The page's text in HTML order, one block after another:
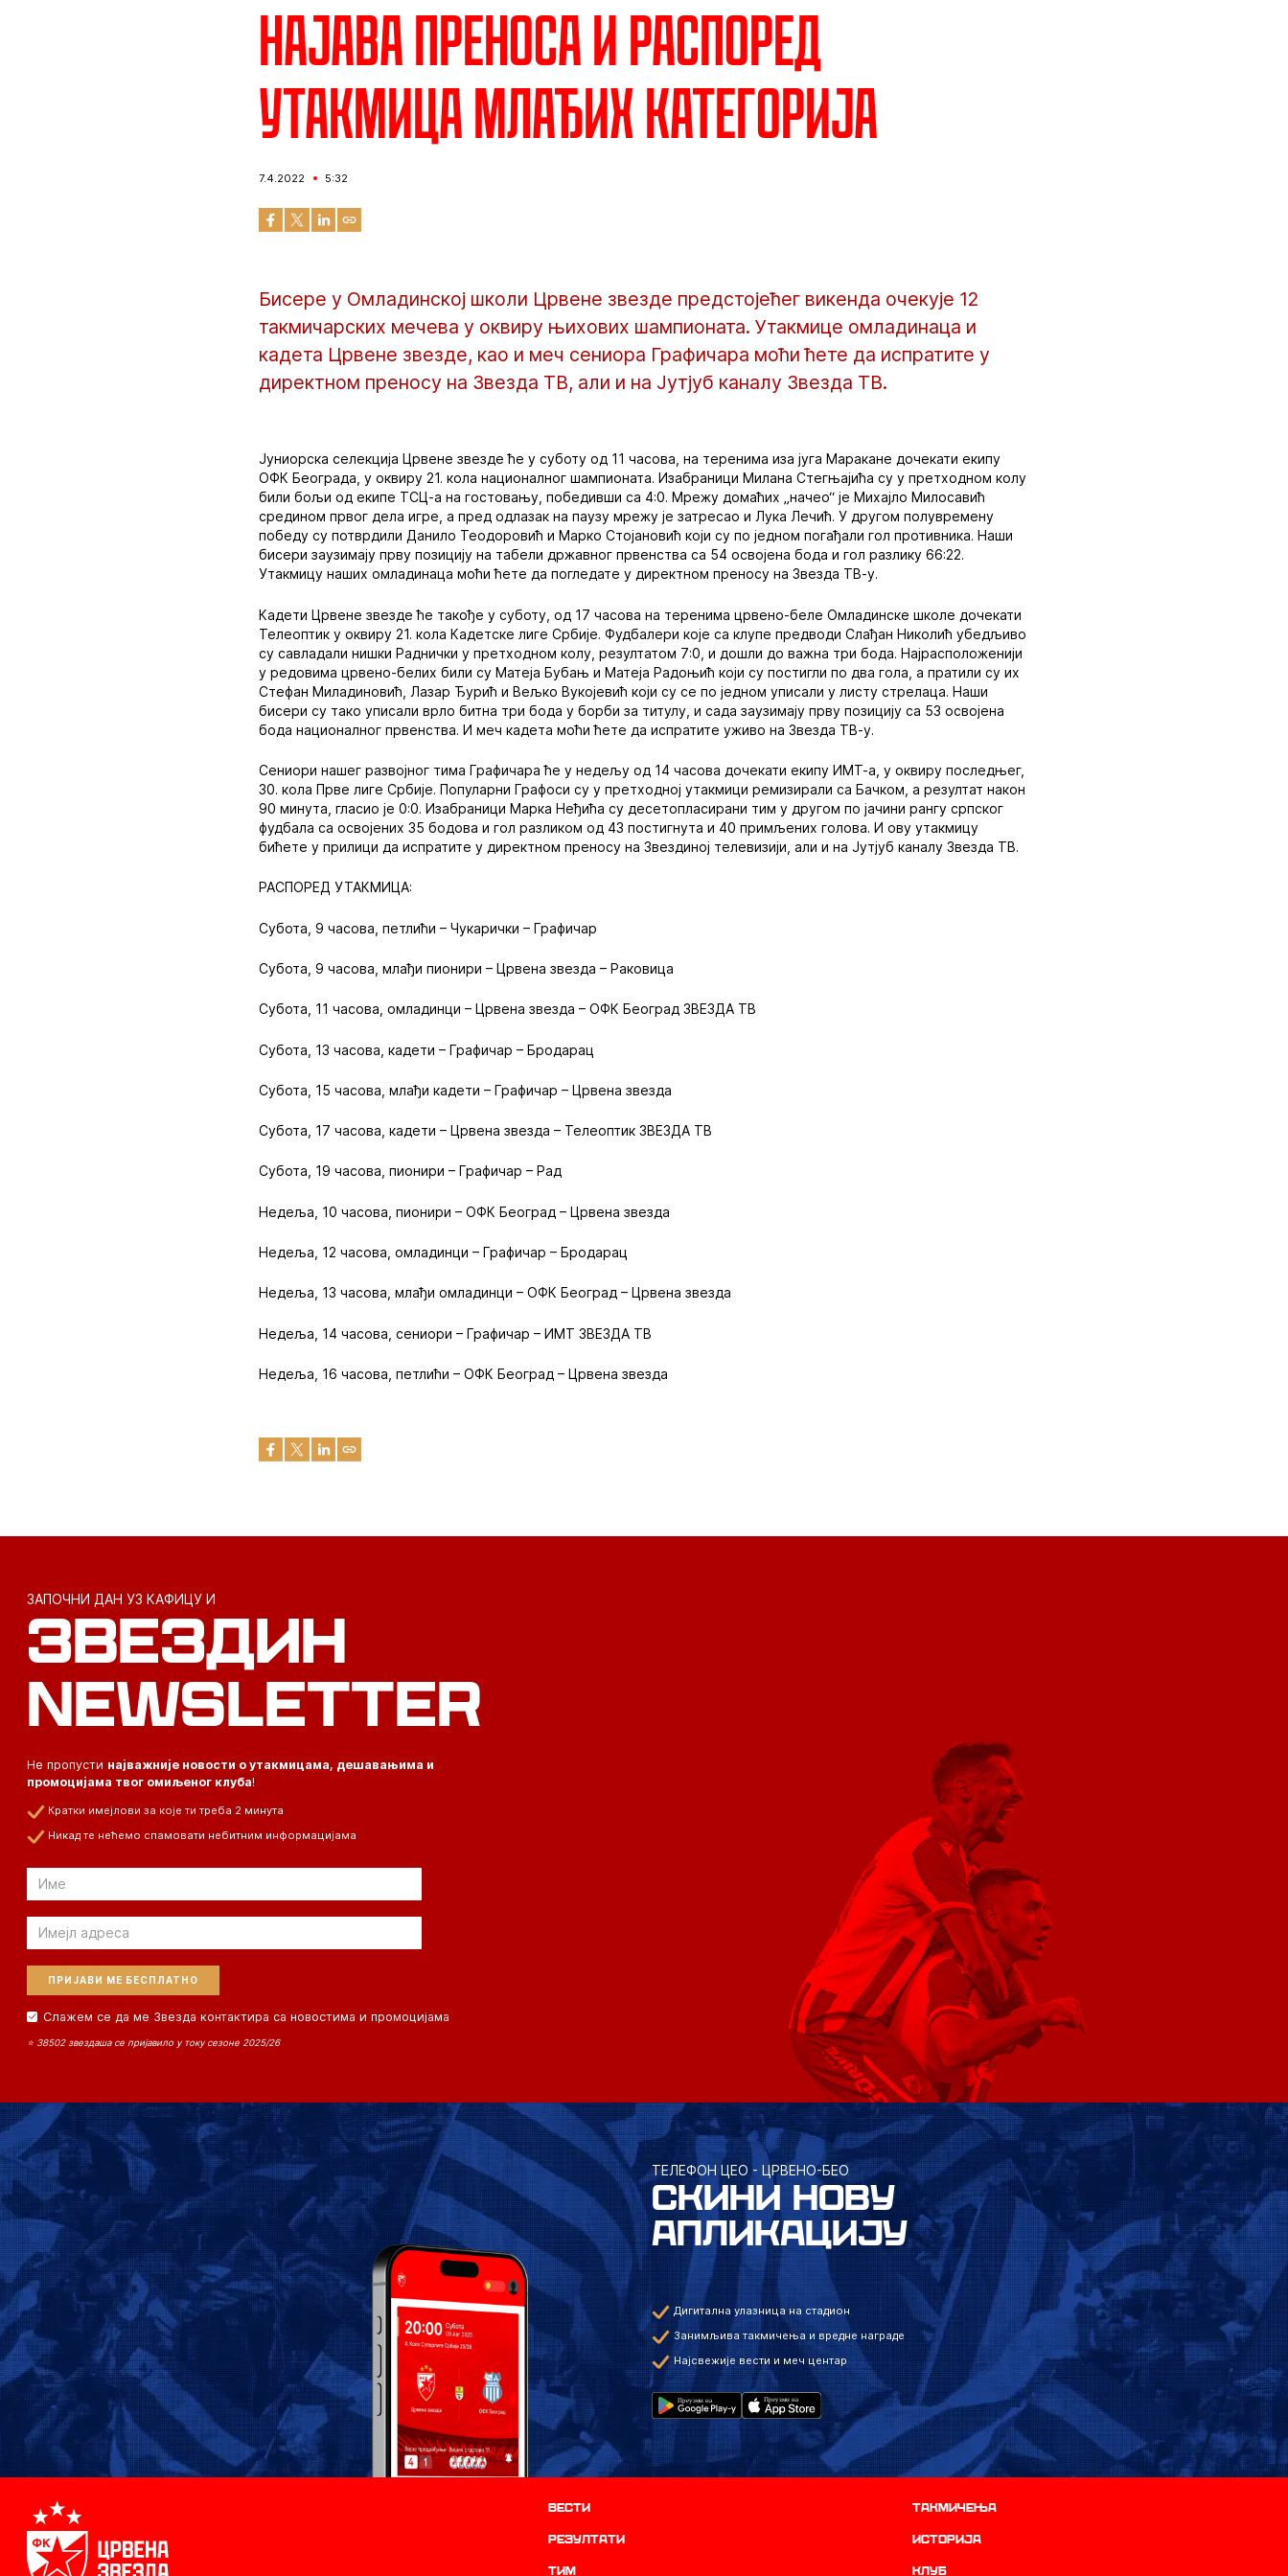
Најава преноса и распоред
утакмица млађих категорија
7.4.2022 5:32
Бисере у Омладинској школи Црвене звезде предстојећег викенда очекује 12
такмичарских мечева у оквиру њихових шампионата. Утакмице омладинаца и
кадета Црвене звезде, као и меч сениора Графичара моћи ћете да испратите у
директном преносу на Звезда ТВ, али и на Јутјуб каналу Звезда ТВ.
Јуниорска селекција Црвене звезде ће у суботу од 11 часова, на теренима иза југа Маракане дочекати екипу
ОФК Београда, у оквиру 21. кола националног шампионата. Изабраници Милана Стегњајића су у претходном колу
били бољи од екипе ТСЦ-а на гостовању, победивши са 4:0. Мрежу домаћих „начео“ је Михајло Милосавић
средином првог дела игре, а пред одлазак на паузу мрежу је затресао и Лука Лечић. У другом полувремену
победу су потврдили Данило Теодоровић и Марко Стојановић који су по једном погађали гол противника. Наши
бисери заузимају прву позицију на табели државног првенства са 54 освојена бода и гол разлику 66:22.
Утакмицу наших омладинаца моћи ћете да погледате у директном преносу на Звезда ТВ-у.
Кадети Црвене звезде ће такође у суботу, од 17 часова на теренима црвено-беле Омладинске школе дочекати
Телеоптик у оквиру 21. кола Кадетске лиге Србије. Фудбалери које са клупе предводи Слађан Николић убедљиво
су савладали нишки Раднички у претходном колу, резултатом 7:0, и дошли до важна три бода. Најрасположенији
у редовима црвено-белих били су Матеја Бубањ и Матеја Радоњић који су постигли по два гола, а пратили су их
Стефан Миладиновић, Лазар Ђурић и Вељко Вукојевић који су се по једном уписали у листу стрелаца. Наши
бисери су тако уписали врло битна три бода у борби за титулу, и сада заузимају прву позицију са 53 освојена
бода националног првенства. И меч кадета моћи ћете да испратите уживо на Звезда ТВ-у.
Сениори нашег развојног тима Графичара ће у недељу од 14 часова дочекати екипу ИМТ-а, у оквиру последњег,
30. кола Прве лиге Србије. Популарни Графоси су у претходној утакмици ремизирали са Бачком, а резултат након
90 минута, гласио је 0:0. Изабраници Марка Неђића су десетопласирани тим у другом по јачини рангу српског
фудбала са освојених 35 бодова и гол разликом од 43 постигнута и 40 примљених голова. И ову утакмицу
бићете у прилици да испратите у директном преносу на Звездиној телевизији, али и на Јутјуб каналу Звезда ТВ.
РАСПОРЕД УТАКМИЦА:
Субота, 9 часова, петлићи – Чукарички – Графичар
Субота, 9 часова, млађи пионири – Црвена звезда – Раковица
Субота, 11 часова, омладинци – Црвена звезда – ОФК Београд ЗВЕЗДА ТВ
Субота, 13 часова, кадети – Графичар – Бродарац
Субота, 15 часова, млађи кадети – Графичар – Црвена звезда
Субота, 17 часова, кадети – Црвена звезда – Телеоптик ЗВЕЗДА ТВ
Субота, 19 часова, пионири – Графичар – Рад
Недеља, 10 часова, пионири – ОФК Београд – Црвена звезда
Недеља, 12 часова, омладинци – Графичар – Бродарац
Недеља, 13 часова, млађи омладинци – ОФК Београд – Црвена звезда
Недеља, 14 часова, сениори – Графичар – ИМТ ЗВЕЗДА ТВ
Недеља, 16 часова, петлићи – ОФК Београд – Црвена звезда
ЗАПОЧНИ ДАН УЗ КАФИЦУ И
ЗВЕЗДИН
NEWSLETTER
Не пропусти најважније новости о утакмицама, дешавањима и
промоцијама твог омиљеног клуба!
Кратки имејлови за које ти треба 2 минута
Никад те нећемо спамовати небитним информацијама
Email
Email
Слажем се да ме Звезда контактира са новостима и промоцијама
⭐ 38502 звездаша се пријавило у току сезоне 2025/26
ТЕЛЕФОН ЦЕО - ЦРВЕНО-БЕО
СКИНИ НОВУ
АПЛИКАЦИЈУ
Дигитална улазница на стадион
Занимљива такмичења и вредне награде
Најсвежије вести и меч центар
Вести Такмичења
резултати историја
ТИМ Клуб